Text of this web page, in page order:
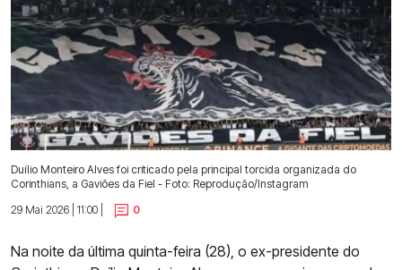
Duílio Monteiro Alves foi criticado pela principal torcida organizada do
Corinthians, a Gaviões da Fiel - Foto: Reprodução/Instagram
29 Mai 2026 | 11:00 |
0
Na noite da última quinta-feira (28), o ex-presidente do